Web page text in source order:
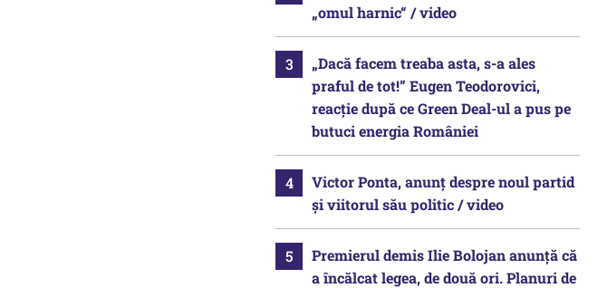
„omul harnic“ / video
„Dacă facem treaba asta, s-a ales
praful de tot!” Eugen Teodorovici,
reacție după ce Green Deal-ul a pus pe
butuci energia României
Victor Ponta, anunț despre noul partid
și viitorul său politic / video
Premierul demis Ilie Bolojan anunță că
a încălcat legea, de două ori. Planuri de